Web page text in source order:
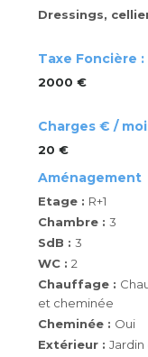
Dressings,
Taxe Foncière :
2000 €
Charges € /
20 €
Aménagement
Etage : R+1
Chambre : 3
SdB : 3
WC : 2
Chauffage :
et cheminée
Cheminée : Oui
Extérieur : Jardin